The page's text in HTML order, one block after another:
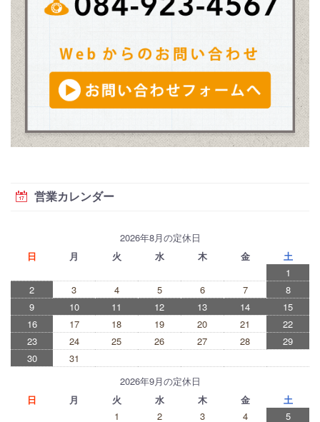
営業カレンダー
2026年8月の定休日
日
月 火 水 木 金
土
1
2
3 4 5 6 7
8
9
10 11 12 13 14
15
16
17 18 19 20 21
22
23
24 25 26 27 28
29
30
31
2026年9月の定休日
日
月 火 水 木 金
土
1
2 3 4 5